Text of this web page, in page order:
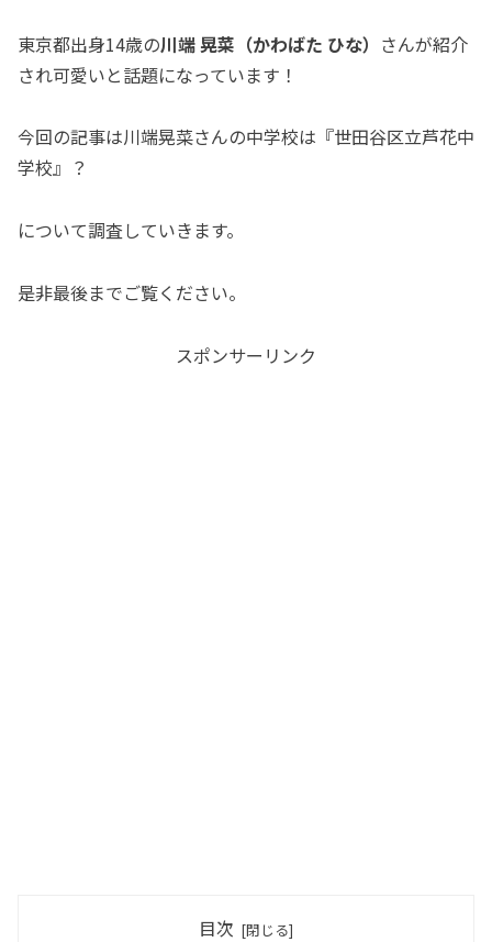
東京都出身14歳の川端 晃菜（かわばた ひな） さんが紹介
され可愛いと話題になっています！
今回の記事は川端晃菜さんの中学校は『世田谷区立芦花中
学校』？
について調査していきます。
是非最後までご覧ください。
スポンサーリンク
目次